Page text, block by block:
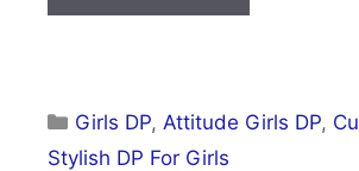
Categories
Girls DP, Attitude Girls DP,
Stylish DP For Girls